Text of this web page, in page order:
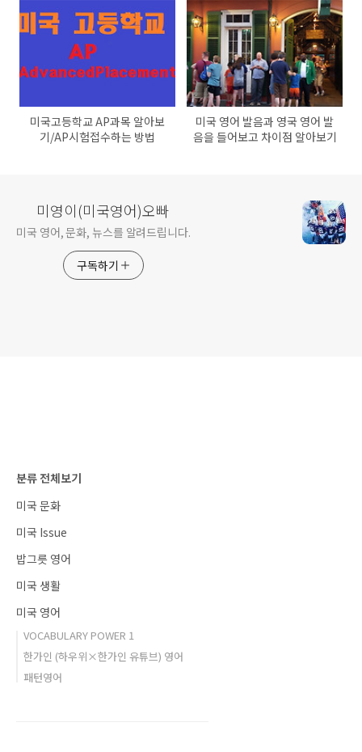
폭포 여행 시기와 준비물 알아보
기/캐나다 나이아가라 여행 꿀팁
알아보기/캐나다 고속도로 온루
트(OnRoute)휴게소 알아보기/
토론토 추천 여행지와 음식 알아
보기
미국고등학교 AP과목 알아보
기/AP시험접수하는 방법
미국 영어 발음과 영국 영어 발
음을 들어보고 차이점 알아보기
미영이(미국영어)오빠
미국 영어, 문화, 뉴스를 알려드립니다.
구독하기
분류 전체보기
미국 문화
미국 Issue
밥그릇 영어
미국 생활
미국 영어
VOCABULARY POWER 1
한가인 (하우위×한가인 유튜브) 영어
패턴영어